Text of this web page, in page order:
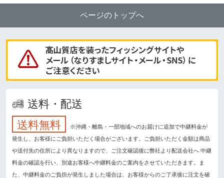
ページのトップへ
送料・配送
送料無料
※沖縄・離島・一部地域へのお届けに追加で中継料金が
発生し、お客様にご負担いただく場合がございます。ご負担いただく金額は商品
や送付先の住所により異なりますので、ご注文確認後に弊社より配送会社へ 中継
料金の確認を行い、別途お客様へ中継料金のご案内をさせていただきます。ま
た、中継料金のご負担が発生しました場合は、お客様からのご了承後に注文を確